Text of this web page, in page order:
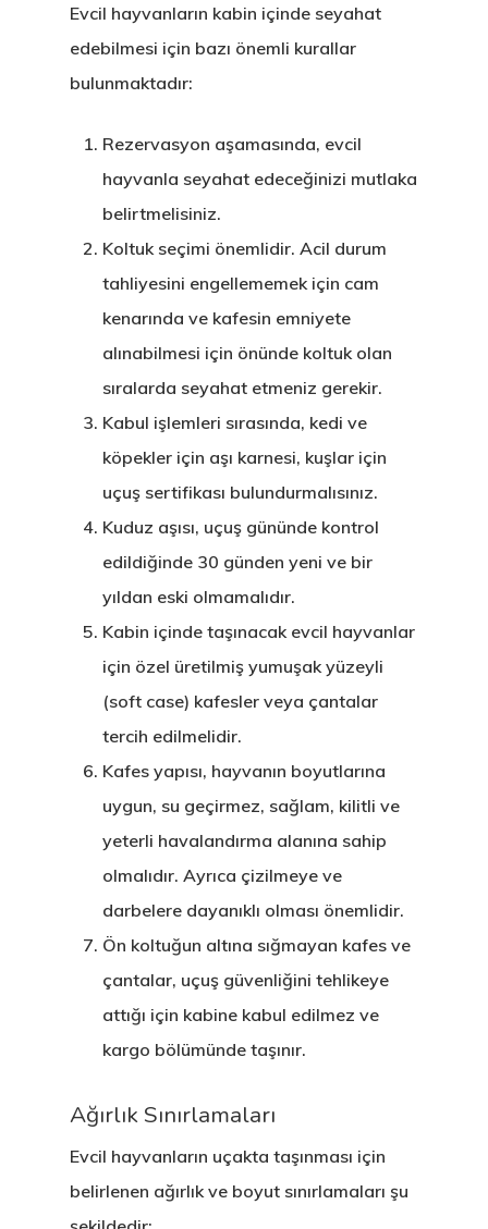
Evcil hayvanların kabin içinde seyahat
edebilmesi için bazı önemli kurallar
bulunmaktadır:
Rezervasyon aşamasında, evcil
hayvanla seyahat edeceğinizi mutlaka
belirtmelisiniz.
Koltuk seçimi önemlidir. Acil durum
tahliyesini engellememek için cam
kenarında ve kafesin emniyete
alınabilmesi için önünde koltuk olan
sıralarda seyahat etmeniz gerekir.
Kabul işlemleri sırasında, kedi ve
köpekler için aşı karnesi, kuşlar için
uçuş sertifikası bulundurmalısınız.
Kuduz aşısı, uçuş gününde kontrol
edildiğinde 30 günden yeni ve bir
yıldan eski olmamalıdır.
Kabin içinde taşınacak evcil hayvanlar
için özel üretilmiş yumuşak yüzeyli
(soft case) kafesler veya çantalar
tercih edilmelidir.
Kafes yapısı, hayvanın boyutlarına
uygun, su geçirmez, sağlam, kilitli ve
yeterli havalandırma alanına sahip
olmalıdır. Ayrıca çizilmeye ve
darbelere dayanıklı olması önemlidir.
Ön koltuğun altına sığmayan kafes ve
çantalar, uçuş güvenliğini tehlikeye
attığı için kabine kabul edilmez ve
kargo bölümünde taşınır.
Ağırlık Sınırlamaları
Evcil hayvanların uçakta taşınması için
belirlenen ağırlık ve boyut sınırlamaları şu